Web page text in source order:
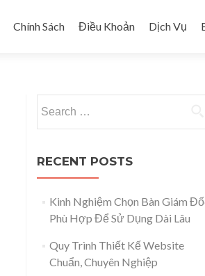
Chính Sách Điều Khoản Dịch Vụ
RECENT POSTS
Kinh Nghiệm Chọn Bàn Giám
Phù Hợp Để Sử Dụng Dài Lâu
Quy Trình Thiết Kế Website
Chuẩn, Chuyên Nghiệp